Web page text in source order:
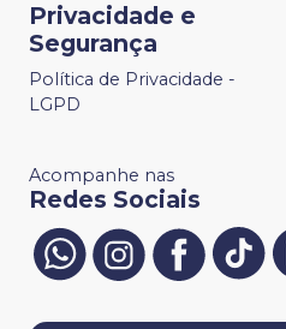
Privacidade e
Segurança
Política de Privacidade -
LGPD
Acompanhe nas
Redes Sociais